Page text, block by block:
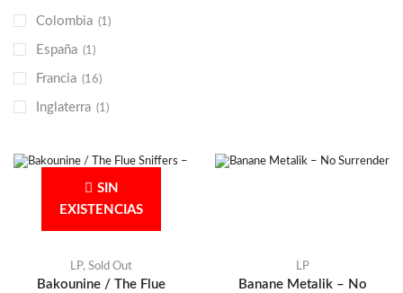
Sludge (35)
Thrash Metal (108)
Colombia (1)
España (1)
Francia (16)
Inglaterra (1)
SIN
EXISTENCIAS
LP, Sold Out
Bakounine / The Flue
LP
Banane Metalik – No